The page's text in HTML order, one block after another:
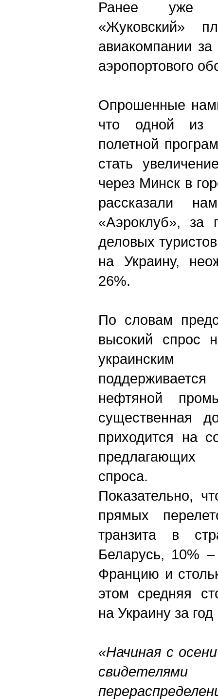
Ранее уже
«Жуковский»
авиакомпании
аэропортового
Опрошенные
что одной из
полетной
стать
через Минск в
рассказали
«Аэроклуб», за
деловых
на Украину,
26%.
По словам
высокий спрос
нефтяной
существенная
приходится на
предлагающих
спроса.
Показательно,
прямых
транзита в
Беларусь, 10%
Францию и
этом средняя
на Украину за
«Начиная с